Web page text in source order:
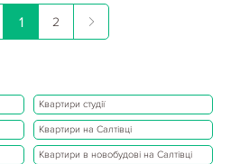
1 2
Квартири студії
Квартири на Салтівці
Квартири в новобудові на Салтівці